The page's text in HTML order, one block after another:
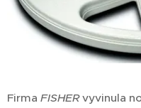
Firma FISHERvyvinula